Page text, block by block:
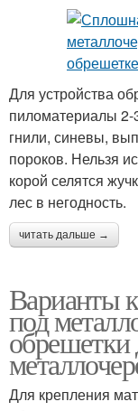
Для устройства
пиломатериалы 2-
гнили, синевы,
пороков. Нельзя
корой селятся
лес в негодность.
читать дальше →
Варианты
под
Для крепления